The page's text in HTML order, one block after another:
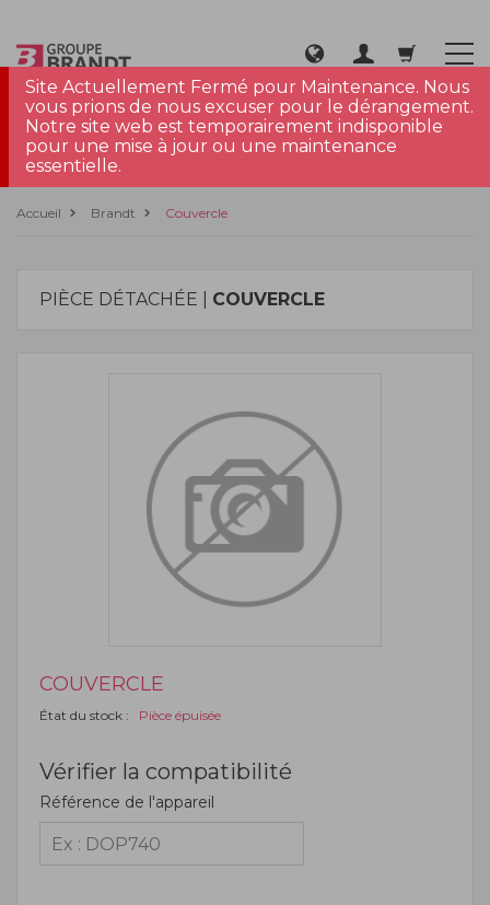
Site Actuellement Fermé pour Maintenance. Nous
vous prions de nous excuser pour le dérangement.
Notre site web est temporairement indisponible
pour une mise à jour ou une maintenance
essentielle.
Accueil Brandt Couvercle
PIÈCE DÉTACHÉE | COUVERCLE
COUVERCLE
État du stock : Pièce épuisée
Vérifier la compatibilité
Référence de l'appareil